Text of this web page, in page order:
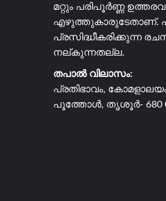
മറ്റും പരിപൂർണ്ണ
എഴുത്തുകാരുടേതാണ്.
പ്രസിദ്ധീകരിക്കുന്ന
നല്കുന്നതല്ല.
തപാൽ വിലാസം:
പ്രതിഭാവം,
പൂത്തോൾ, തൃശൂർ- 680